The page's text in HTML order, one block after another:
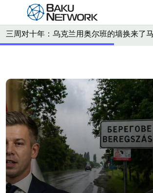
三周对十年：乌克兰用奥尔班的墙换来了